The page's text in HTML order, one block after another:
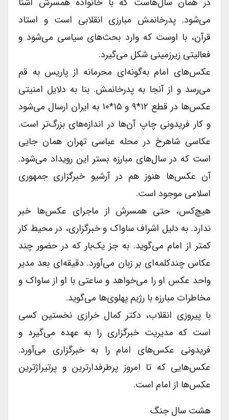
می‌شود. پدرخانمش مبارزى انقلابى است و استاد
قرآن، با اوست که وارد بحث‌های سیاسى می‌شود و
فعالیتى زیرزمینى شکل می‌گیرد.
عکس‌های امام به‌گونه‌ای محرمانه از پاریس به قم
می‌رسد و از آنجا به پدرخانمش. بنا به دلایل امنیتى
عکس‌ها در قطع ۱۲*۹ و ۱۵*۱۰ به ایران ارسال می‌شود
و کار فریدونى چاپ آن‌ها در اندازه‌های بزرگ‌تر است.
عکاسى شاهرخ در محله عباسى تهران همان جایى
است که در سال‌های مبارزه بستر این رویداد می‌شود.
آن عکس‌ها هنوز هم در آرشیو خبرگزارى جمهورى
اسلامى موجود است.
هیچ‌کس، حتى همسرش از ماجراى عکس‌ها خبر
ندارد. به دلیل اشراف ساواک و خبرگزارى، در محیط کار
کمتر از امام می‌گوید. به جز یک‌بار که در حضور چند
عکاس چندکلمه‌ای بر زبان می‌آورد. دقیقه‌ای بعد مدیر
واحد عکس او را می‌خواهد و ساعتى با او از ساواک و
مخاطرات مبارزه با رژیم پهلوی‌ها می‌گوید.
با پیروزى انقلاب، دکتر کمال خرازى نخستین کسى
است که مدیریت خبرگزارى را به عهده می‌گیرد و
فریدونى عکس‌های امام را به خبرگزارى می‌آورد.
عکس‌هایی که تا امروز پرطرفدارترین و پرتیراژترین
عکس‌ها از امام است.
هشت سال جنگ